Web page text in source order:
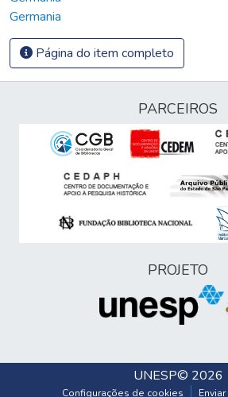
Germania
Página do item completo
PARCEIROS
PROJETO
UNESP© 2026
Configurações de cookies